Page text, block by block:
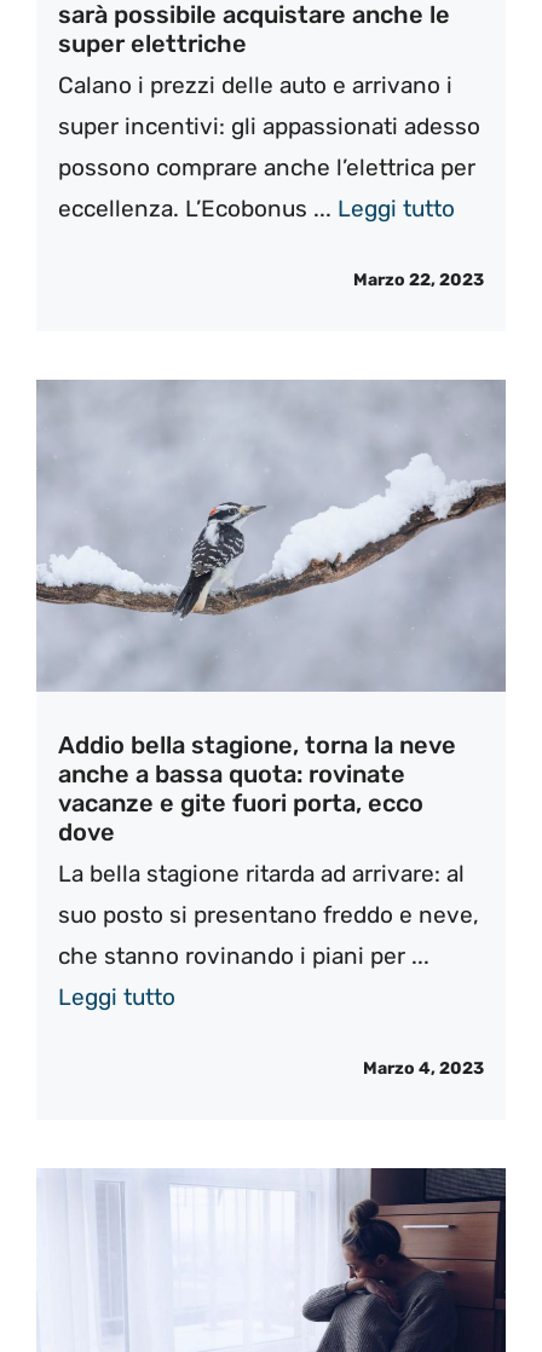
sarà possibile acquistare anche le
super elettriche
Calano i prezzi delle auto e arrivano i
super incentivi: gli appassionati adesso
possono comprare anche l’elettrica per
eccellenza. L’Ecobonus ... Leggi tutto
Marzo 22, 2023
Addio bella stagione, torna la neve
anche a bassa quota: rovinate
vacanze e gite fuori porta, ecco
dove
La bella stagione ritarda ad arrivare: al
suo posto si presentano freddo e neve,
che stanno rovinando i piani per ...
Leggi tutto
Marzo 4, 2023